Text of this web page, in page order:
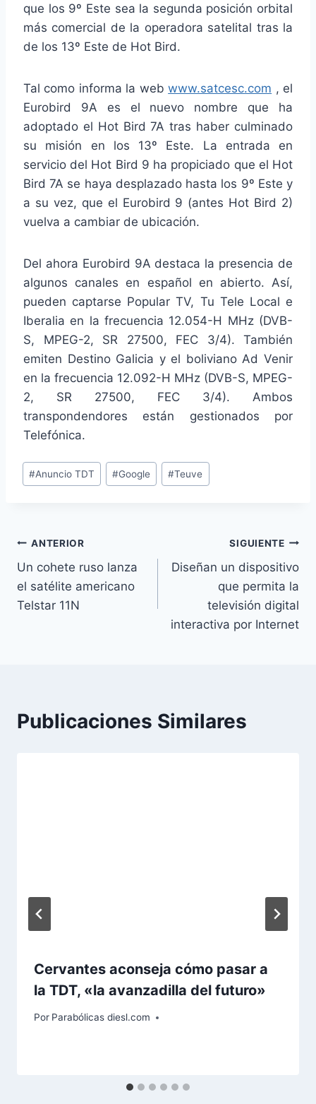
que los 9º Este sea la segunda posición orbital
más comercial de la operadora satelital tras la
de los 13º Este de Hot Bird.
Tal como informa la webwww.satcesc.com , el
Eurobird 9A es el nuevo nombre que ha
adoptado el Hot Bird 7A tras haber culminado
su misión en los 13º Este. La entrada en
servicio del Hot Bird 9 ha propiciado que el Hot
Bird 7A se haya desplazado hasta los 9º Este y
a su vez, que el Eurobird 9 (antes Hot Bird 2)
vuelva a cambiar de ubicación.
Del ahora Eurobird 9A destaca la presencia de
algunos canales en español en abierto. Así,
pueden captarse Popular TV, Tu Tele Local e
Iberalia en la frecuencia 12.054-H MHz (DVB-
S, MPEG-2, SR 27500, FEC 3/4). También
emiten Destino Galicia y el boliviano Ad Venir
en la frecuencia 12.092-H MHz (DVB-S, MPEG-
2, SR 27500, FEC 3/4). Ambos
transpondendores están gestionados por
Telefónica.
Etiquetas
de
#Anuncio TDT #Google #Teuve
Navegación
de
entradas
ANTERIOR
Un cohete ruso lanza
el satélite americano
Telstar 11N
SIGUIENTE
Diseñan un dispositivo
que permita la
televisión digital
interactiva por Internet
Publicaciones Similares
Cervantes aconseja cómo pasar a
la TDT, «la avanzadilla del futuro»
Por Parabólicas diesl.com